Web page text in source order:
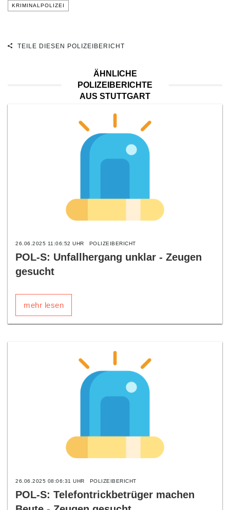
KRIMINALPOLIZEI
TEILE DIESEN POLIZEIBERICHT
ÄHNLICHE
POLIZEIBERICHTE
AUS STUTTGART
26.06.2025 11:06:52 UHR POLIZEIBERICHT
POL-S: Unfallhergang unklar - Zeugen
gesucht
mehr lesen
26.06.2025 08:06:31 UHR POLIZEIBERICHT
POL-S: Telefontrickbetrüger machen